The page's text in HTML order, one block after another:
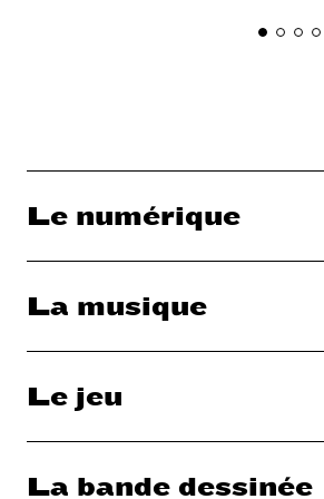
Liste
Le numérique
La musique
Le jeu
La bande dessinée